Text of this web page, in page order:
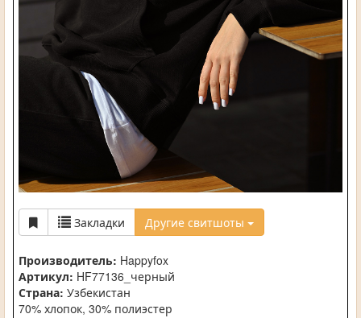
Закладки Другие свитшоты
Производитель: Happyfox
Артикул: HF77136_черный
Страна: Узбекистан
70% хлопок, 30% полиэстер